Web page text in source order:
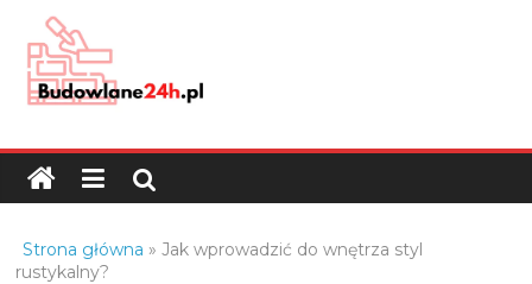
content
Budowlane24h.pl
portal
budowlany
oraz
Strona główna »Jak wprowadzić do wnętrza styl
rustykalny?